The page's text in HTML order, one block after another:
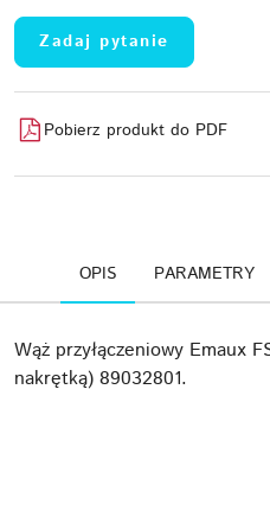
Zadaj pytanie
Pobierz produkt do PDF
OPIS PARAMETRY
Wąż przyłączeniowy Emaux
nakrętką) 89032801.